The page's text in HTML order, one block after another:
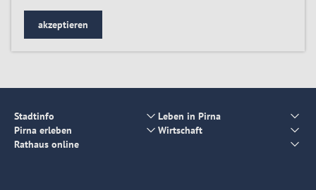
akzeptieren
Stadtinfo
Leben in Pirna
Pirna erleben
Wirtschaft
Rathaus online